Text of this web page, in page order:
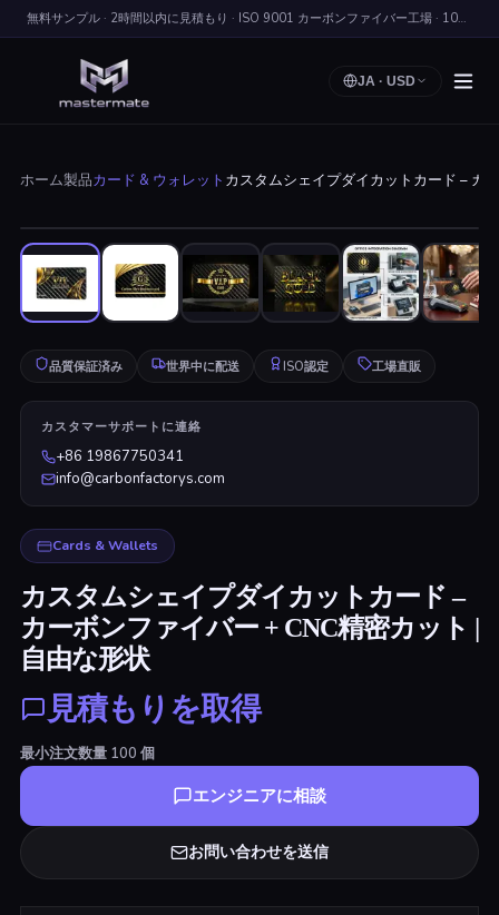
無料サンプル · 2時間以内に見積もり · ISO 9001 カーボンファイバー工場 · 100+ ヵ国に出荷
JA · USD
ホーム製品カード & ウォレット カスタムシェイプダイカットカード – カ
品質保証済み 世界中に配送 ISO認定 工場直販
カスタマーサポートに連絡
+86 19867750341
info@carbonfactorys.com
Cards & Wallets
カスタムシェイプダイカットカード –
カーボンファイバー + CNC精密カット |
自由な形状
見積もりを取得
最小注文数量 100 個
エンジニアに相談
お問い合わせを送信